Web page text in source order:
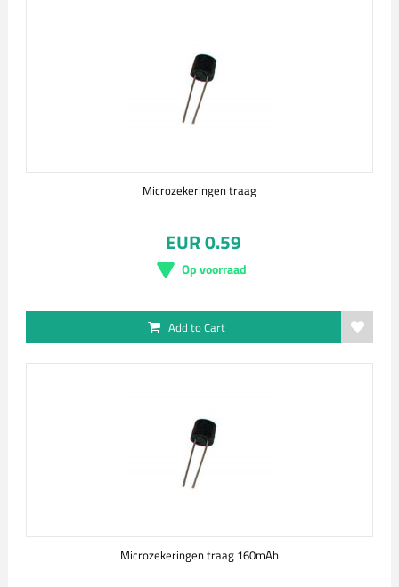
Microzekeringen traag
EUR 0.59
Op voorraad
Add to Cart
Microzekeringen traag 160mAh